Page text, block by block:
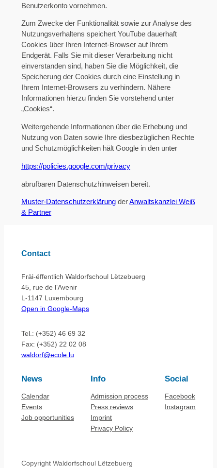
Benutzerkonto vornehmen.
Zum Zwecke der Funktionalität sowie zur Analyse des
Nutzungsverhaltens speichert YouTube dauerhaft
Cookies über Ihren Internet-Browser auf Ihrem
Endgerät. Falls Sie mit dieser Verarbeitung nicht
einverstanden sind, haben Sie die Möglichkeit, die
Speicherung der Cookies durch eine Einstellung in
Ihrem Internet-Browsers zu verhindern. Nähere
Informationen hierzu finden Sie vorstehend unter
„Cookies“.
Weitergehende Informationen über die Erhebung und
Nutzung von Daten sowie Ihre diesbezüglichen Rechte
und Schutzmöglichkeiten hält Google in den unter
https://policies.google.com/privacy
abrufbaren Datenschutzhinweisen bereit.
Muster-DatenschutzerklärungderAnwaltskanzlei Weiß
& Partner
Contact
Fräi-ëffentlich Waldorfschoul Lëtzebuerg
45, rue de l’Avenir
L-1147 Luxembourg
Open in Google-Maps
Tel.: (+352) 46 69 32
Fax: (+352) 22 02 08
waldorf@ecole.lu
News
Calendar
Events
Job opportunities
Info
Admission process
Press reviews
Imprint
Privacy Policy
Social
Facebook
Instagram
Copyright Waldorfschoul Lëtzebuerg